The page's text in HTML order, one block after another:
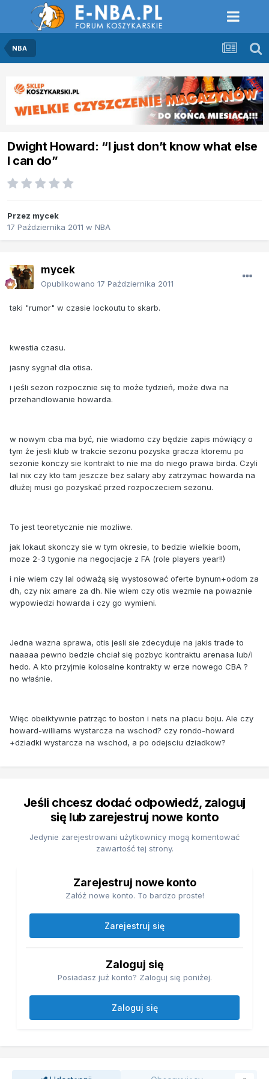
NBA
Dwight Howard: “I just don’t know what else
I can do”
Przez mycek
17 Października 2011 w NBA
mycek
Opublikowano 17 Października 2011
taki "rumor" w czasie lockoutu to skarb.
kwestia czasu.
jasny sygnał dla otisa.
i jeśli sezon rozpocznie się to może tydzień, może dwa na
przehandlowanie howarda.
w nowym cba ma być, nie wiadomo czy będzie zapis mówiący o
tym że jesli klub w trakcie sezonu pozyska gracza ktoremu po
sezonie konczy sie kontrakt to nie ma do niego prawa birda. Czyli
lal nix czy kto tam jeszcze bez salary aby zatrzymac howarda na
dłużej musi go pozyskać przed rozpoczeciem sezonu.
To jest teoretycznie nie mozliwe.
jak lokaut skonczy sie w tym okresie, to bedzie wielkie boom,
moze 2-3 tygonie na negocjacje z FA (role players year!!)
i nie wiem czy lal odważą się wystosować oferte bynum+odom za
dh, czy nix amare za dh. Nie wiem czy otis wezmie na powaznie
wypowiedzi howarda i czy go wymieni.
Jedna wazna sprawa, otis jesli sie zdecyduje na jakis trade to
naaaaa pewno bedzie chciał się pozbyc kontraktu arenasa lub/i
hedo. A kto przyjmie kolosalne kontrakty w erze nowego CBA ?
no właśnie.
Więc obeiktywnie patrząc to boston i nets na placu boju. Ale czy
howard-williams wystarcza na wschod? czy rondo-howard
+dziadki wystarcza na wschod, a po odejsciu dziadkow?
Jeśli chcesz dodać odpowiedź, zaloguj
się lub zarejestruj nowe konto
Jedynie zarejestrowani użytkownicy mogą komentować
zawartość tej strony.
Zarejestruj nowe konto
Załóż nowe konto. To bardzo proste!
Zarejestruj się
Zaloguj się
Posiadasz już konto? Zaloguj się poniżej.
Zaloguj się